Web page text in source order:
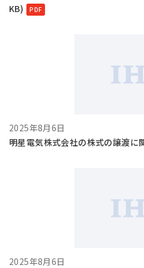
KB)
2025年8月6日
明星電気株式会社の株式の譲渡に
2025年8月6日